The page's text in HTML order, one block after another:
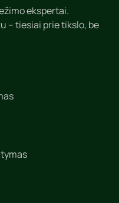
ekspertai.
– tiesiai prie tikslo, be